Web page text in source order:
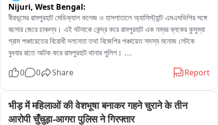
Nijuri, West Bengal:
বীরভূমের রামপুরহাট মেডিক্যাল কলেজ ও হাসপাতালে অ্যাসিস্ট্যান্ট এমএসভিপির সঙ্গে
বচসার জেরে চাঞ্চল্য। এই ঘটনাকে কেন্দ্র করে রামপুরহাট এক নম্বর ব্লকের কুসুম্বা
গ্রাম পঞ্চায়েতের বিরোধী দলনেতা তথা বিজেপির পঞ্চায়েত সদস্য মনোজ লেটকে
বুধবার রাতে আটক করে রামপুরহাট থানার পুলিশ।
বিজেপির একাধিক নেতৃত্ব ও কর্মীরা। তাঁরা মনোজ লেটকে কোন অভিযোগে আটক
পর পরিস্থিতি স্বাভাবিক হয়।পরে প্রয়োজনীয় প্রক্রিয়া সম্পন্ন করে এদিন সকালে
বিজেপির বিরোধী দলনেতা মনোজ লেটকে ছেড়ে দেয় রামপুরহাট থানার পুলিশ।
0 0 Share Report
भीड़ में महिलाओं की वेशभूषा बनाकर गहने चुराने के तीन
आरोपी चुँचुड़ा-आगरा पुलिस ने गिरफ्तार